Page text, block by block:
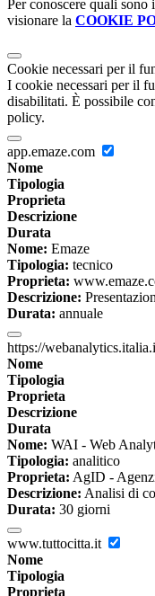
Per conoscere quali sono
visionare la COOKIE
Cookie necessari per il
I cookie necessari per il
disabilitati. È possibile
policy.
app.emaze.com
Nome
Tipologia
Proprieta
Descrizione
Durata
Nome: Emaze
Tipologia: tecnico
Proprieta:
Descrizione:
Durata: annuale
https://
Nome
Tipologia
Proprieta
Descrizione
Durata
Nome: WAI - Web
Tipologia: analitico
Proprieta: AgID -
Descrizione: Analisi di
Durata: 30 giorni
www.tuttocitta.it
Nome
Tipologia
Proprieta